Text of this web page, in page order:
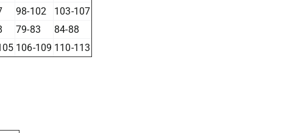
98-102
103-107
79-83
84-88
106-109 110-113